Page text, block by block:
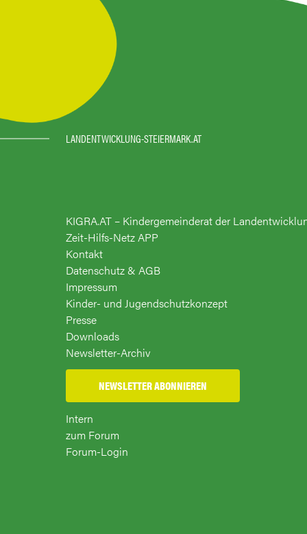
LANDENTWICKLUNG-STEIERMARK.AT
KIGRA.AT – Kindergemeinderat der
Zeit-Hilfs-Netz APP
Kontakt
Datenschutz & AGB
Impressum
Kinder- und Jugendschutzkonzept
Presse
Downloads
Newsletter-Archiv
NEWSLETTER ABONNIEREN
Intern
zum Forum
Forum-Login